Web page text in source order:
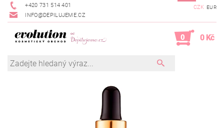
+420 731 514 401
INFO@DEPILUJEME.CZ
CZK EUR
0 0 Kč